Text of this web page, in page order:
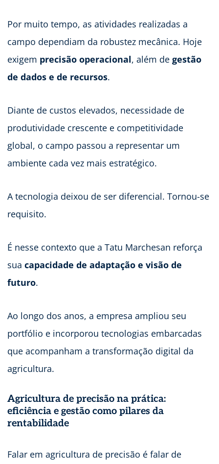
Por muito tempo, as atividades realizadas a
campo dependiam da robustez mecânica. Hoje
exigem precisão operacional, além de gestão
de dados e de recursos.
Diante de custos elevados, necessidade de
produtividade crescente e competitividade
global, o campo passou a representar um
ambiente cada vez mais estratégico.
A tecnologia deixou de ser diferencial. Tornou-se
requisito.
É nesse contexto que a Tatu Marchesan reforça
sua capacidade de adaptação e visão de
futuro.
Ao longo dos anos, a empresa ampliou seu
portfólio e incorporou tecnologias embarcadas
que acompanham a transformação digital da
agricultura.
Agricultura de precisão na prática:
eficiência e gestão como pilares da
rentabilidade
Falar em agricultura de precisão é falar de